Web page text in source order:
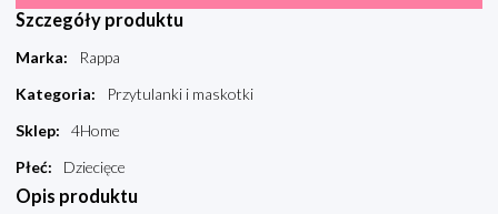
Szczegóły produktu
Marka:
Rappa
Kategoria:
Przytulanki i maskotki
Sklep:
4Home
Płeć: Dziecięce
Opis produktu